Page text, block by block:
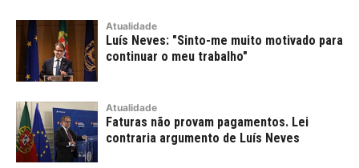
Atualidade
Luís Neves: "Sinto-me muito motivado para
continuar o meu trabalho"
Atualidade
Faturas não provam pagamentos. Lei
contraria argumento de Luís Neves